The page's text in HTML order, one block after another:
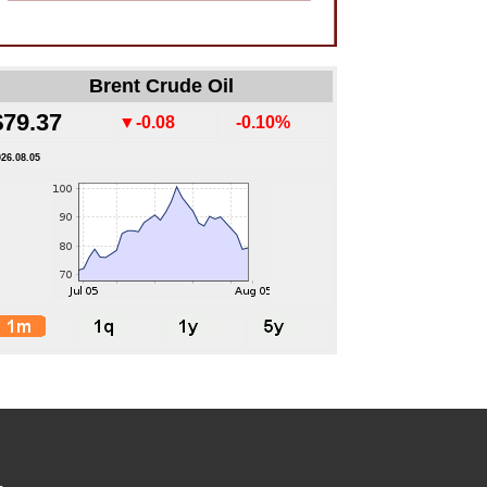
Brent Crude Oil
▼-0.08 -0.10%